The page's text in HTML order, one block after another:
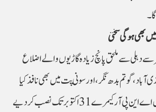
بھی ہوگی سختی
اس سال 1 نومبر سے دہلی سے ملحق پانچ زیادہ گاڑیوں والے اضلاع
آباد، گوتم بدھ نگر، اور سونی پت میں بھی نافذ کیا
جائے گا۔ ان علاقوں میں اے این پی آر کیمرے 31 اکتوبر تک نصب کر دیے